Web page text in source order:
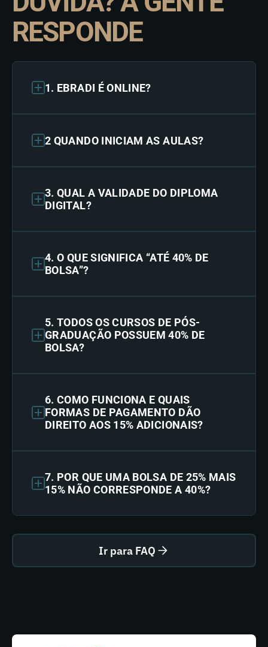
RESPONDE
1. EBRADI É ONLINE?
2 QUANDO INICIAM AS AULAS?
3. QUAL A VALIDADE DO DIPLOMA
DIGITAL?
4. O QUE SIGNIFICA “ATÉ 40% DE
BOLSA”?
5. TODOS OS CURSOS DE PÓS-
GRADUAÇÃO POSSUEM 40% DE
BOLSA?
6. COMO FUNCIONA E QUAIS
FORMAS DE PAGAMENTO DÃO
DIREITO AOS 15% ADICIONAIS?
7. POR QUE UMA BOLSA DE 25% MAIS
15% NÃO CORRESPONDE A 40%?
Ir para FAQ